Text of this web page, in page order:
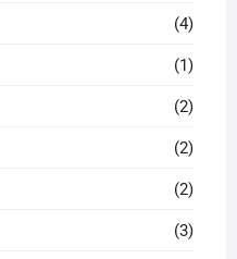
(4)
(1)
(2)
(2)
(2)
(3)